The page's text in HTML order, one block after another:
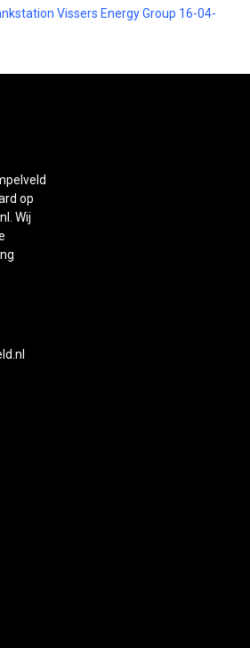
Vissers Energy Group 16-04-
op
Wij